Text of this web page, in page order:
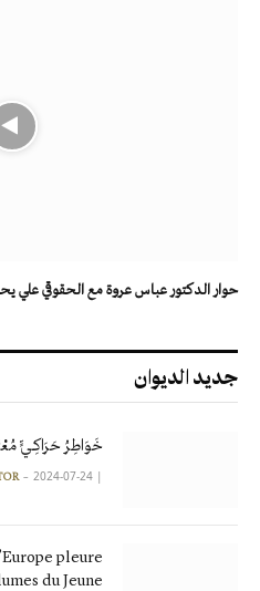
حوار الدكتور عباس عروة مع الحقوقي علي
جديد الديوان
خَوَاطِرُ حَرَاكِـيٍّ
|
2024-07-24
pleure
du Jeune